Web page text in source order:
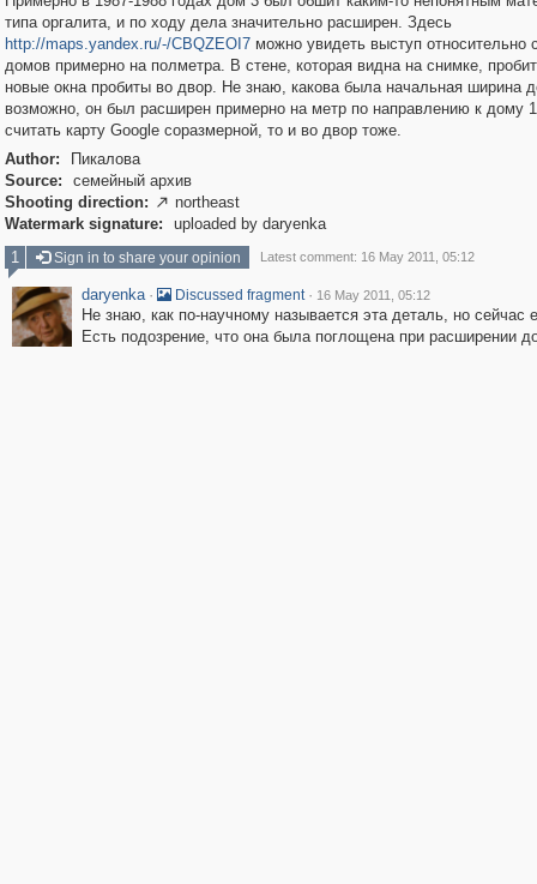
типа оргалита, и по ходу дела значительно расширен. Здесь
http://maps.yandex.ru/-/CBQZEOI7можно увидеть выступ относительно
домов примерно на полметра. В стене, которая видна на снимке,
новые окна пробиты во двор. Не знаю, какова была начальная ширина
возможно, он был расширен примерно на метр по направлению к дому
считать карту Google соразмерной, то и во двор тоже.
Author:
Пикалова
Source:
семейный архив
Shooting direction:  northeast
Watermark signature:
uploaded by daryenka
1
Sign in to share your opinion Latest comment: 16 May 2011, 05:12
daryenka · Discussed fragment · 16 May 2011, 05:12
Не знаю, как по-научному называется эта деталь, но сейчас
Есть подозрение, что она была поглощена при расширении